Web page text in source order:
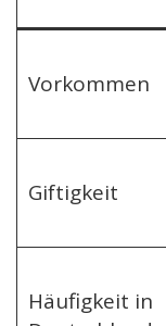
Vorkommen
Giftigkeit
Häufigkeit in